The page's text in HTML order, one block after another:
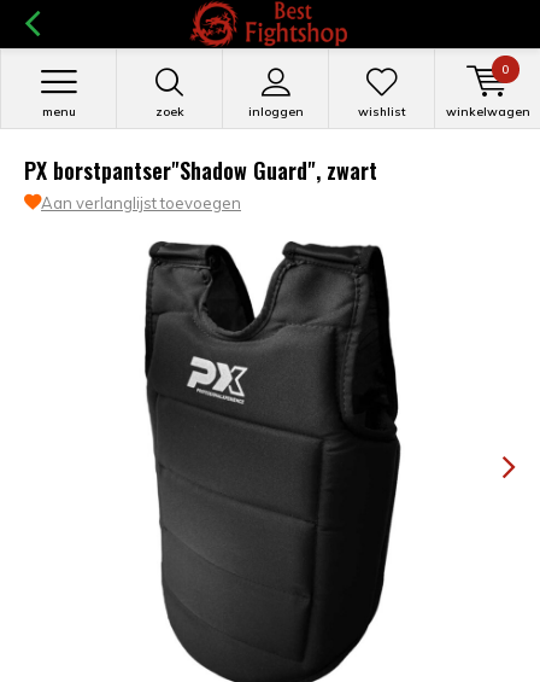
zoek inloggen
menu wishlist winkelwagen
0
PX borstpantser"Shadow Guard", zwart
Aan verlanglijst toevoegen